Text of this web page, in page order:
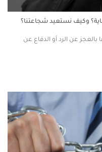
وكيف نستعيد شجاعتنا؟
عن الرد أو الدفاع عن